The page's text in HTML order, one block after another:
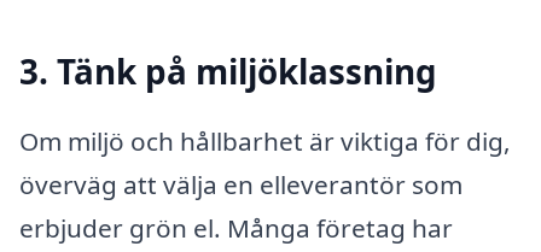
3. Tänk på miljöklassning
Om miljö och hållbarhet är viktiga för dig,
överväg att välja en elleverantör som
erbjuder grön el. Många företag har